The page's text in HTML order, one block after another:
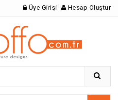
Üye Girişi Hesap Oluştur